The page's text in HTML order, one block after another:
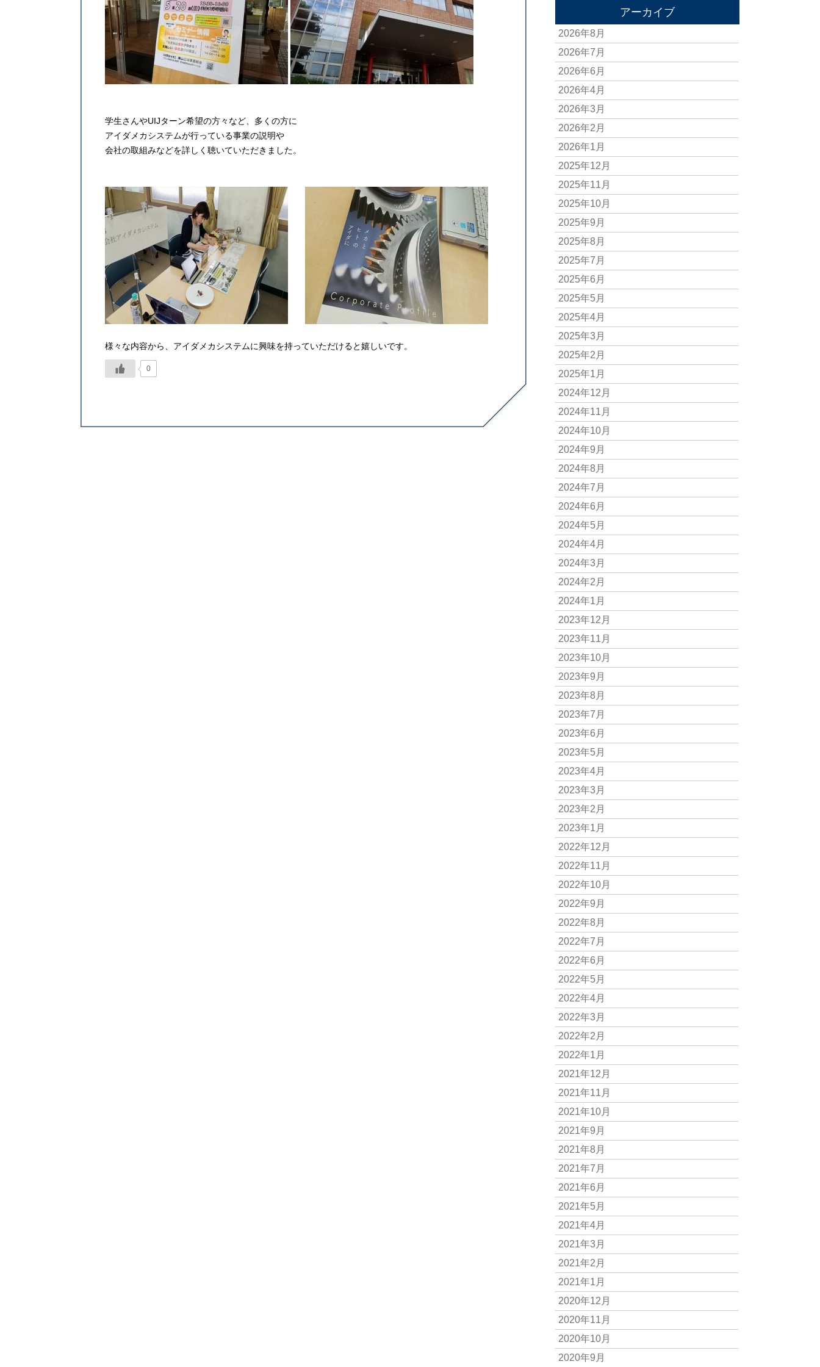
学生さんやUIJターン希望の方々など、多くの方に
アイダメカシステムが行っている事業の説明や
会社の取組みなどを詳しく聴いていただきました。
様々な内容から、アイダメカシステムに興味を持っていただけると嬉しいです。
0
アーカイブ
2026年8月
2026年7月
2026年6月
2026年4月
2026年3月
2026年2月
2026年1月
2025年12月
2025年11月
2025年10月
2025年9月
2025年8月
2025年7月
2025年6月
2025年5月
2025年4月
2025年3月
2025年2月
2025年1月
2024年12月
2024年11月
2024年10月
2024年9月
2024年8月
2024年7月
2024年6月
2024年5月
2024年4月
2024年3月
2024年2月
2024年1月
2023年12月
2023年11月
2023年10月
2023年9月
2023年8月
2023年7月
2023年6月
2023年5月
2023年4月
2023年3月
2023年2月
2023年1月
2022年12月
2022年11月
2022年10月
2022年9月
2022年8月
2022年7月
2022年6月
2022年5月
2022年4月
2022年3月
2022年2月
2022年1月
2021年12月
2021年11月
2021年10月
2021年9月
2021年8月
2021年7月
2021年6月
2021年5月
2021年4月
2021年3月
2021年2月
2021年1月
2020年12月
2020年11月
2020年10月
2020年9月